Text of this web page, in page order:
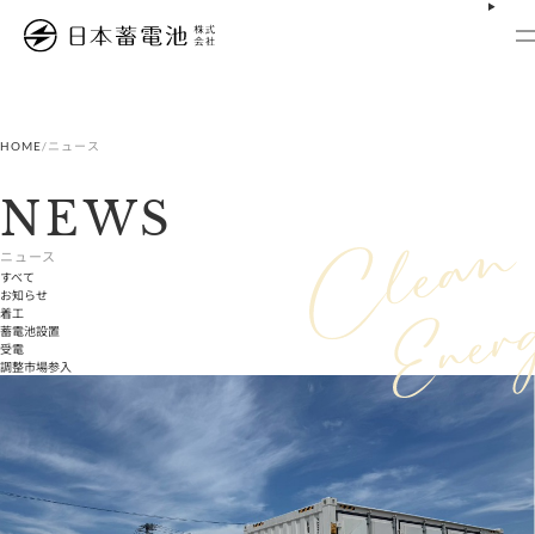
HOME/ニュース
NEWS
ニュース
すべて
お知らせ
着工
蓄電池設置
受電
調整市場参入